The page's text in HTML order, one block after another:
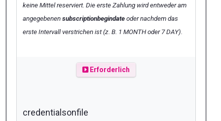
keine Mittel reserviert. Die erste Zahlung wird entweder am
angegebenensubscriptionbegindateoder nachdem das
erste Intervall verstrichen ist (z. B. 1 MONTHoder7 DAY).
Erforderlich
credentialsonfile